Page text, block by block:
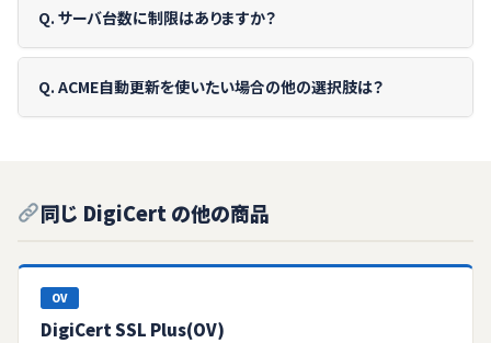
Q. サーバ台数に制限はありますか？
Q. ACME自動更新を使いたい場合の他の選択肢は？
同じ DigiCert の他の商品
OV
DigiCert SSL Plus(OV)